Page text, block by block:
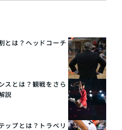
とは？ヘッドコーチ
スとは？観戦をさら
説
ップとは？トラベリ